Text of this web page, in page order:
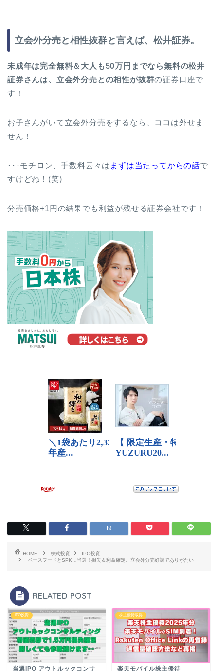
立会外分売と相性抜群と言えば、松井証券。
未成年は完全無料＆大人も50万円までなら無料の松井
証券さんは、立会外分売との相性が抜群の証券口座で
す！
お子さんがいて立会外分売をするなら、ココは外せま
せん！
･･･モチロン、手数料云々は まずは当たってからの話で
すけどね！(笑)
分売価格+1円の結果でも利益が残せる証券会社です！
HOME 株式投資
IPO投資
ベースフードとSPKに当選！損失＆利益確定。立会外分売好調でありがたい
RELATED POST
IPO投資
当選IPO アウトルックコンサ
株主優待取得
楽天モバイル株主優待